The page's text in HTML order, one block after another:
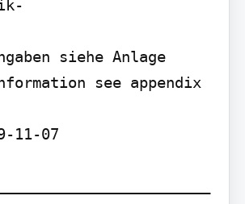
siehe Anlage
see appendix
11-07